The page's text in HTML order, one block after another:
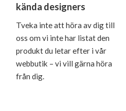
kända designers
Tveka inte att höra av dig till
oss om vi inte har listat den
produkt du letar efter i vår
webbutik – vi vill gärna höra
från dig.